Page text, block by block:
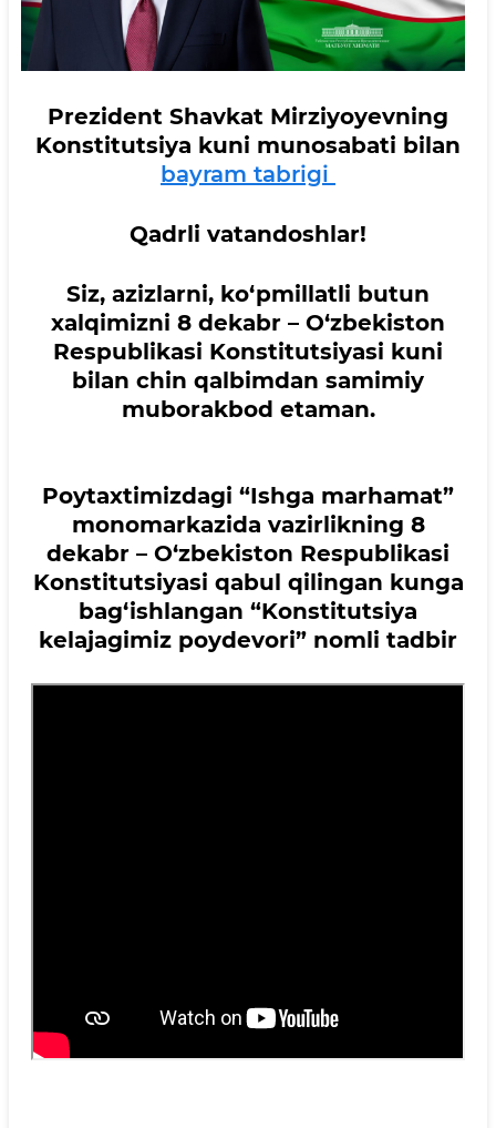
Prezident Shavkat Mirziyoyevning
Konstitutsiya kuni munosabati bilan
bayram tabrigi
Qadrli vatandoshlar!
Siz, azizlarni, ko‘pmillatli butun
xalqimizni 8 dekabr – O‘zbekiston
Respublikasi Konstitutsiyasi kuni
bilan chin qalbimdan samimiy
muborakbod etaman.
Poytaxtimizdagi “Ishga marhamat”
monomarkazida vazirlikning 8
dekabr – O‘zbekiston Respublikasi
Konstitutsiyasi qabul qilingan kunga
bag‘ishlangan “Konstitutsiya
kelajagimiz poydevori” nomli tadbir